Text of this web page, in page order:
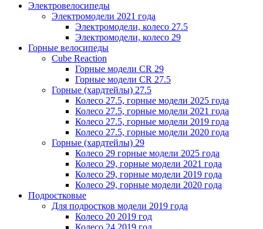
Электровелосипеды
Электромодели 2021 года
Электромодели, колесо 27.5
Электромодели, колесо 29
Горные велосипеды
Cube Reaction
Горные модели CR 29
Горные модели CR 27.5
Горные (хардтейлы) 27.5
Колесо 27.5, горные модели 2025 года
Колесо 27.5, горные модели 2021 года
Колесо 27.5, горные модели 2019 года
Колесо 27.5, горные модели 2020 года
Горные (хардтейлы) 29
Колесо 29 горные модели 2025 года
Колесо 29, горные модели 2021 года
Колесо 29, горные модели 2019 года
Колесо 29, горные модели 2020 года
Подростковые
Для подростков модели 2019 года
Колесо 20 2019 год
Колесо 24 2019 год